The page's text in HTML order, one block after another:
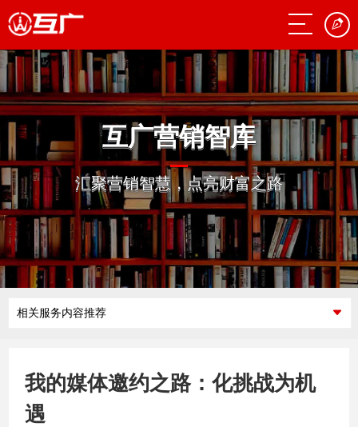
互广营销智库
汇聚营销智慧，点亮财富之路
相关服务内容推荐
我的媒体邀约之路：化挑战为机
遇